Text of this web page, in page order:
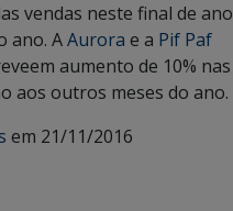
vendas neste final de ano
ano. AAurora e a Pif Paf
aumento de 10% nas
aos outros meses do ano.
em 21/11/2016